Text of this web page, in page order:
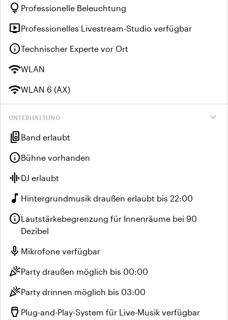
lightbulb Professionelle Beleuchtung
live_tvProfessionelles Livestream-Studio verfügbar
infoTechnischer Experte vor Ort
wifiWLAN
wifiWLAN 6 (AX)
expand_more
UNTERHALTUNG
speaker_group Band erlaubt
infoBühne vorhanden
graphic_eq DJ erlaubt
music_note Hintergrundmusik draußen erlaubt bis 22:00
infoLautstärkebegrenzung für Innenräume bei 90
Dezibel
mic Mikrofone verfügbar
celebrationParty draußen möglich bis 00:00
celebrationParty drinnen möglich bis 03:00
settings_input_hdmi Plug-and-Play-System für Live-Musik verfügbar